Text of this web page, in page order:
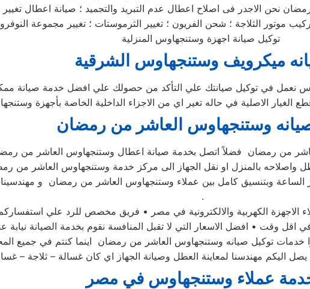
نحن الاجدر فى اصلاح اعطال عدم التبريد والتجميد ؛ صيانة اعطال تغيير
توكيل صيانة اجهزة وستنجهاوس المنزلية
ميكرويف وستنجهاوس الشرقية
نعمل في توكيل صيانتك علي التأكد من حصولك علي افضل خدمة صيانة
الغيار الاصلية في حاله تغير اي من الاجزاء الداخلية الخاصة بأجهزة
وستنجهاوس العاشر من رمضان
بالمنزل او نقل الجهاز الى مركز خدمة وستنجهاوس العاشر من
وبتنسيق كامل بين عملاء وستنجهاوس العاشر من رمضان و
.
وقت • افضل الاسعار التي لا تقبل المنافسة نقوم بخدمة الصيانة
توكيل صيانه وستنجهاوس العاشر من رمضان اينما كنتم في جميع
مهندسنا لمعاينة العطل وصيانة الجهاز اي كان غسالة – ثلاجة –
عملاء وستنجهاوس في مصر